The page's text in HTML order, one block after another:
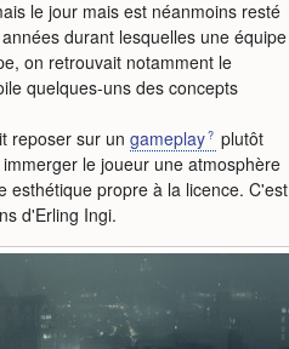
le jour mais est néanmoins resté
durant lesquelles une équipe
on retrouvait notamment le
quelques-uns des concepts
reposer sur un gameplay
plutôt
le joueur une atmosphère
esthétique propre à la licence. C'est
d'Erling Ingi.